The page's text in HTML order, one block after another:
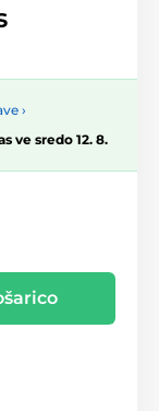
›
ve sredo 12. 8.